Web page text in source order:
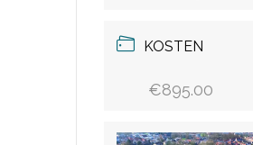
KOSTEN
€895.00